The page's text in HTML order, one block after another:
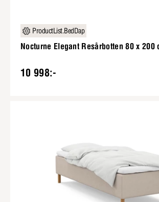
ProductList.BedDap
Nocturne Elegant Resårbotten 80 x 200
10 998:-